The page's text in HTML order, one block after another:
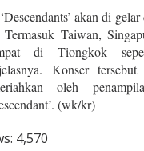
akan di
Termasuk Taiwan,
di Tiongkok
Konser tersebut
oleh
(wk/kr)
4,570